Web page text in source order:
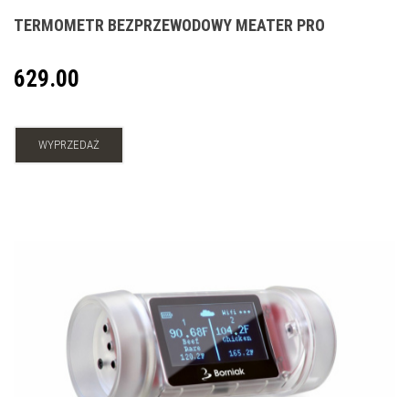
TERMOMETR BEZPRZEWODOWY MEATER PRO
629.00
WYPRZEDAŻ